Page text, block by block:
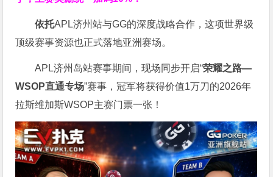
依托APL济州站与GG的深度战略合作，这项世界级
顶级赛事资源也正式落地亚洲赛场。
APL济州岛站赛事期间，现场同步开启“荣耀之路—
WSOP直通专场”赛事，冠军将获得价值1万刀的2026年
拉斯维加斯WSOP主赛门票一张！